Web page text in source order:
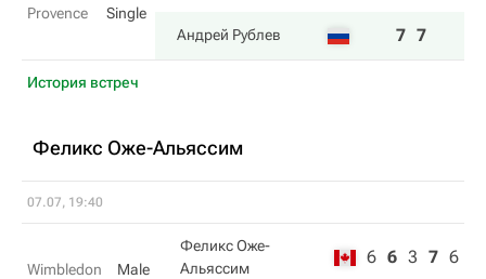
Provence
Single
Андрей Рублев 7 7
История встреч
Феликс Оже-Альяссим
07.07, 19:40
Wimbledon
Male
Феликс Оже-
Альяссим
6 6 3 7 6